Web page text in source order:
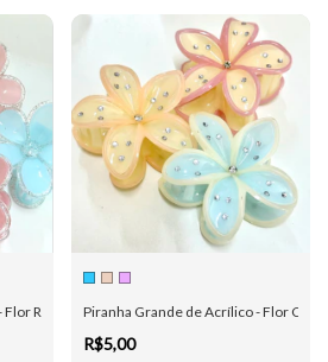
Redonda Borda Glitter - 6 Cores
Piranha Grande de Acrílico - Flor
R$5,00